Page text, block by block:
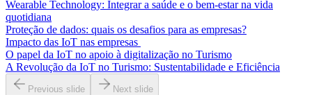
Wearable Technology: Integrar a saúde e o bem-estar na vida
quotidiana
Proteção de dados: quais os desafios para as empresas?
Impacto das IoT nas empresas
O papel da IoT no apoio à digitalização no Turismo
A Revolução da IoT no Turismo: Sustentabilidade e Eficiência
Previous slide Next slide